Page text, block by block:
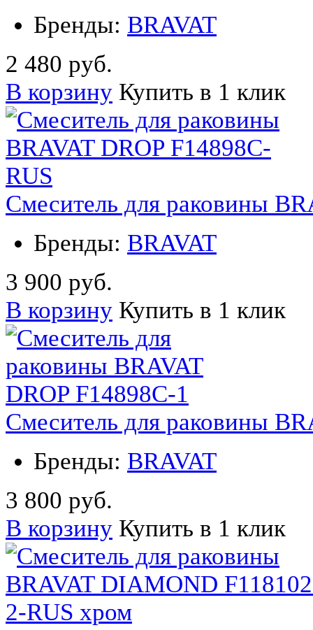
Бренды: BRAVAT
2 480 руб.
В корзину Купить в 1 клик
Смеситель для раковины
Бренды: BRAVAT
3 900 руб.
В корзину Купить в 1 клик
Смеситель для раковины
Бренды: BRAVAT
3 800 руб.
В корзину Купить в 1 клик